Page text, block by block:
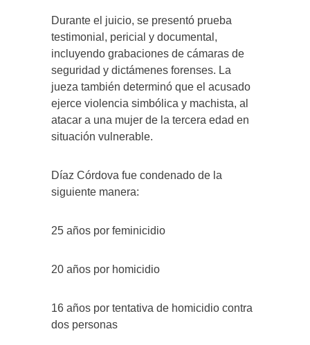
Durante el juicio, se presentó prueba
testimonial, pericial y documental,
incluyendo grabaciones de cámaras de
seguridad y dictámenes forenses. La
jueza también determinó que el acusado
ejerce violencia simbólica y machista, al
atacar a una mujer de la tercera edad en
situación vulnerable.
Díaz Córdova fue condenado de la
siguiente manera:
25 años por feminicidio
20 años por homicidio
16 años por tentativa de homicidio contra
dos personas